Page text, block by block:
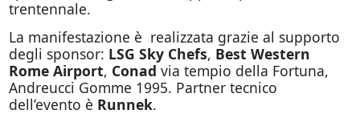
trentennale.
La manifestazione è realizzata grazie al supporto
degli sponsor: LSG Sky Chefs, Best Western
Rome Airport, Conad via tempio della Fortuna,
Andreucci Gomme 1995. Partner tecnico
dell’evento è Runnek.